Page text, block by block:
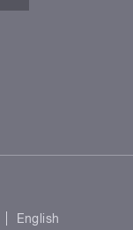
English